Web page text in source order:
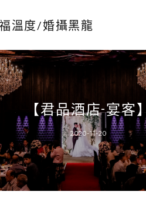
溫度/婚攝黑龍
【君品酒店-宴客】
2020-11-20